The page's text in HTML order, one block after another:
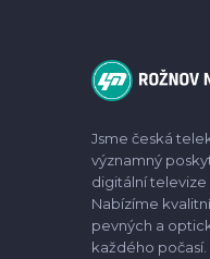
Jsme česká
významný
digitální televize
Nabízíme
pevných a
každého